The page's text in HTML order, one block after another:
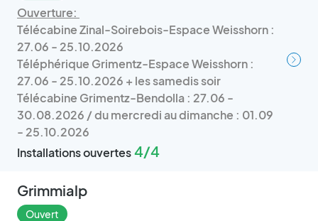
Ouverture:
Télécabine Zinal-Soirebois-Espace Weisshorn :
27.06 - 25.10.2026
Téléphérique Grimentz-Espace Weisshorn :
27.06 - 25.10.2026 + les samedis soir
Télécabine Grimentz-Bendolla : 27.06 -
30.08.2026 / du mercredi au dimanche : 01.09
- 25.10.2026
Installations ouvertes4/4
Grimmialp
Ouvert